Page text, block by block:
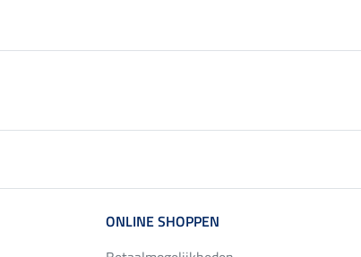
ONLINE SHOPPEN